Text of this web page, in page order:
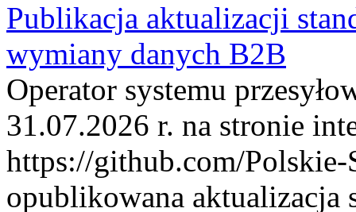
Publikacja aktualizacji
wymiany danych B2B
Operator systemu
31.07.2026 r. na stronie
https://github.com/Polskie-
opublikowana aktualizacja